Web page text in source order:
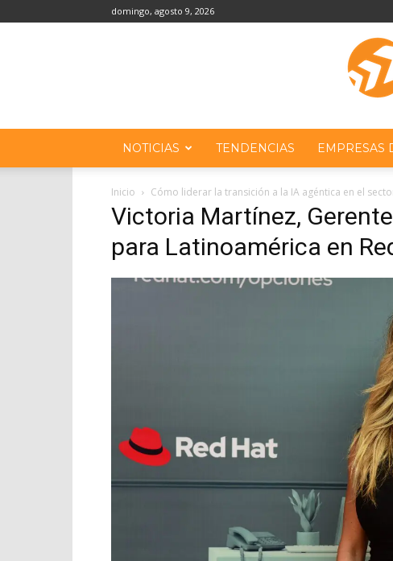
domingo, agosto 9, 2026
NOTICIAS TENDENCIAS EMPRESAS
Inicio Cómo liderar la transición a la IA agéntica en el
Victoria Martínez,
para Latinoamérica en